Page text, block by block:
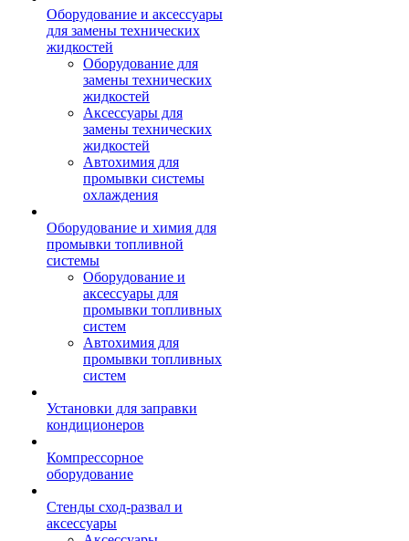
Оборудование и аксессуары
для замены технических
жидкостей
Оборудование для
замены технических
жидкостей
Аксессуары для
замены технических
жидкостей
Автохимия для
промывки системы
охлаждения
Оборудование и химия для
промывки топливной
системы
Оборудование и
аксессуары для
промывки топливных
систем
Автохимия для
промывки топливных
систем
Установки для заправки
кондиционеров
Компрессорное
оборудование
Стенды сход-развал и
аксессуары